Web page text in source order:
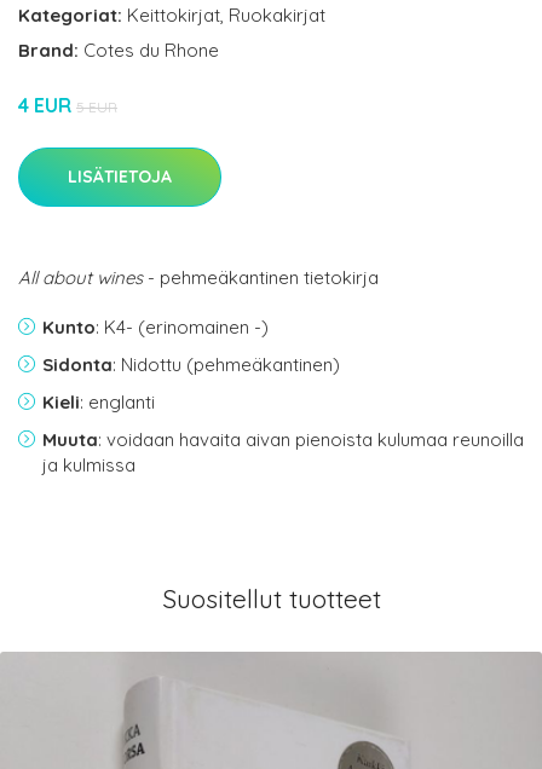
Kategoriat: Keittokirjat, Ruokakirjat
Brand: Cotes du Rhone
4 EUR 5 EUR
LISÄTIETOJA
All about wines- pehmeäkantinen tietokirja
Kunto: K4- (erinomainen -)
Sidonta: Nidottu (pehmeäkantinen)
Kieli: englanti
Muuta: voidaan havaita aivan pienoista kulumaa reunoilla
ja kulmissa
Suositellut tuotteet